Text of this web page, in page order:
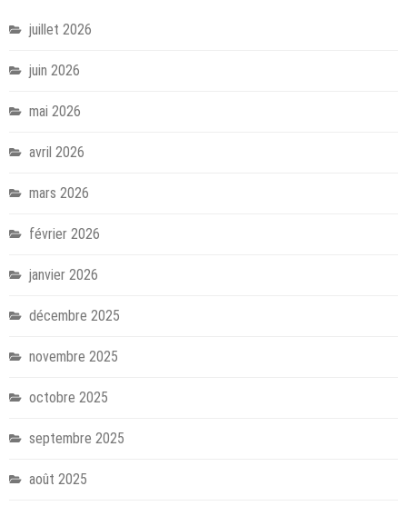
juillet 2026
juin 2026
mai 2026
avril 2026
mars 2026
février 2026
janvier 2026
décembre 2025
novembre 2025
octobre 2025
septembre 2025
août 2025